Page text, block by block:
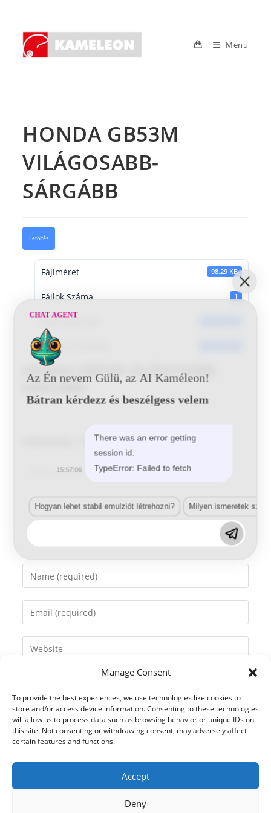
Manage Consent
To provide the best experiences, we use technologies like cookies to
store and/or access device information. Consenting to these technologies
will allow us to process data such as browsing behavior or unique IDs on
this site. Not consenting or withdrawing consent, may adversely affect
certain features and functions.
Accept
Deny
content
Menu
HONDA GB53M
VILÁGOSABB-
SÁRGÁBB
Letöltés
Fájlméret 98.29 KB
Fájlok Száma 1
Dátumkészítés
Utoljára frissített
HONDA GB53M VILÁGOSABB-
SÁRGÁBB
Vélemény, hozzászólás?
Comment
Enter
your
name
Enter
your
email
address
Enter
your
(optional)
CHAT AGENT
Az Én nevem Gülü, az AI Kaméleon!
Bátran kérdezz és beszélgess velem
There was an error getting
session id.
TypeError: Failed to fetch
15:57:06
Hogyan lehet stabil emulziót létrehozni? Milyen ismeretek